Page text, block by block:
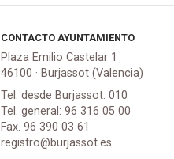
CONTACTO AYUNTAMIENTO
Plaza Emilio Castelar 1
46100 · Burjassot (Valencia)
Tel. desde Burjassot: 010
Tel. general: 96 316 05 00
Fax. 96 390 03 61
registro@burjassot.es